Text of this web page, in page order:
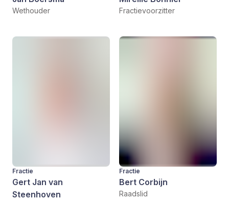
Wethouder Fractievoorzitter
Fractie
Gert Jan van
Steenhoven
Fractie
Bert Corbijn
Raadslid